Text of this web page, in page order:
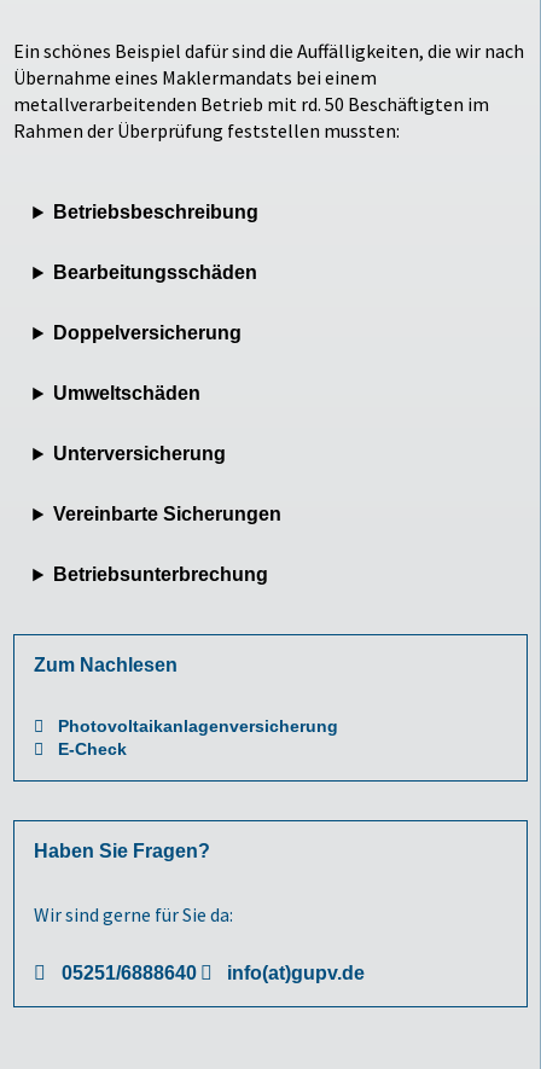
Ein schönes Beispiel dafür sind die Auffälligkeiten, die wir nach
Übernahme eines Maklermandats bei einem
metallverarbeitenden Betrieb mit rd. 50 Beschäftigten im
Rahmen der Überprüfung feststellen mussten:
Betriebsbeschreibung
Bearbeitungsschäden
Doppelversicherung
Umweltschäden
Unterversicherung
Vereinbarte Sicherungen
Betriebsunterbrechung
Zum Nachlesen
Photovoltaikanlagenversicherung
E-Check
Haben Sie Fragen?
Wir sind gerne für Sie da:
05251/6888640 info(at)gupv.de